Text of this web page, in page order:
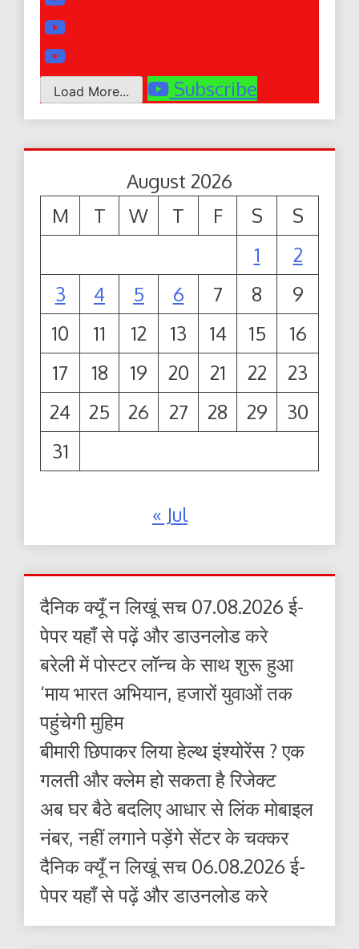
Load More... Subscribe
August 2026
M
T W T F S
S
1
2
3
4 5 6 7 8
9
10
11 12 13 14 15
16
17
18 19 20 21 22
23
24
25 26 27 28 29
30
31
« Jul
दैनिक क्यूँ न लिखूं सच 07.08.2026 ई-
पेपर यहाँ से पढ़ें और डाउनलोड करे
बरेली में पोस्टर लॉन्च के साथ शुरू हुआ
‘माय भारत अभियान, हजारों युवाओं तक
पहुंचेगी मुहिम
बीमारी छिपाकर लिया हेल्थ इंश्योरेंस ? एक
गलती और क्लेम हो सकता है रिजेक्ट
अब घर बैठे बदलिए आधार से लिंक मोबाइल
नंबर, नहीं लगाने पड़ेंगे सेंटर के चक्कर
दैनिक क्यूँ न लिखूं सच 06.08.2026 ई-
पेपर यहाँ से पढ़ें और डाउनलोड करे